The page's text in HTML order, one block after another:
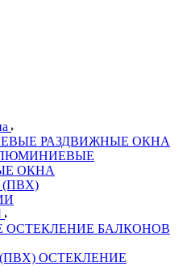
РАЗДВИЖНЫЕ ОКНА
ОКНА
(ПВХ)
БАЛКОНОВ
ОСТЕКЛЕНИЕ